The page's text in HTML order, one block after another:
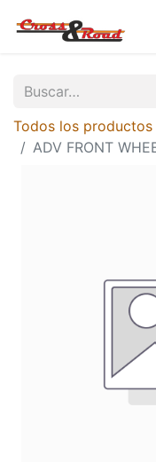
Todos los productos
ADV FRONT